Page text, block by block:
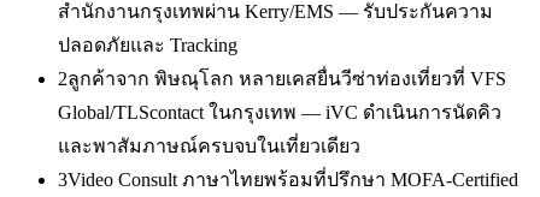
สำนักงานกรุงเทพผ่าน Kerry/EMS — รับประกันความ
ปลอดภัยและ Tracking
2ลูกค้าจาก พิษณุโลก หลายเคสยื่นวีซ่าท่องเที่ยวที่ VFS
Global/TLScontact ในกรุงเทพ — iVC ดำเนินการนัดคิว
และพาสัมภาษณ์ครบจบในเที่ยวเดียว
3Video Consult ภาษาไทยพร้อมที่ปรึกษา MOFA-Certified